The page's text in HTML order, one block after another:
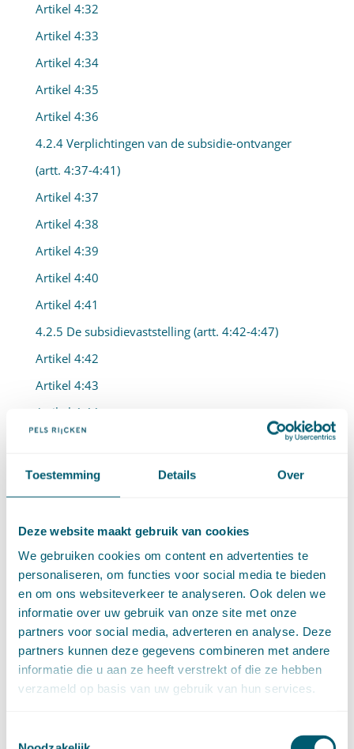
Toestemming Details Over
Deze website maakt gebruik van cookies
We gebruiken cookies om content en advertenties te
personaliseren, om functies voor social media te bieden
en om ons websiteverkeer te analyseren. Ook delen we
informatie over uw gebruik van onze site met onze
partners voor social media, adverteren en analyse. Deze
partners kunnen deze gegevens combineren met andere
informatie die u aan ze heeft verstrekt of die ze hebben
verzameld op basis van uw gebruik van hun services.
Artikel 4:32
Artikel 4:33
Artikel 4:34
Artikel 4:35
Artikel 4:36
4.2.4 Verplichtingen van de subsidie-ontvanger
(artt. 4:37-4:41)
Artikel 4:37
Artikel 4:38
Artikel 4:39
Artikel 4:40
Artikel 4:41
4.2.5 De subsidievaststelling (artt. 4:42-4:47)
Artikel 4:42
Artikel 4:43
Artikel 4:44
Artikel 4:45
Artikel 4:46
Artikel 4:47
Artikel 4:49
Artikel 4:50
Artikel 4:51
4.2.7 Betaling en terugvordering (4:52-4:57)
Artikel 4:52